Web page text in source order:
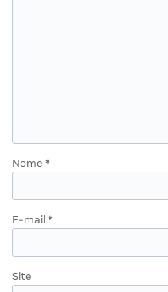
Nome *
E-mail *
Site